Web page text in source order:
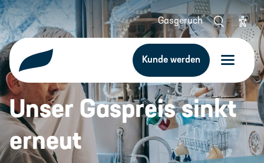
Gasgeruch DE
Kunde werden
Unser Gaspreis sinkt
erneut